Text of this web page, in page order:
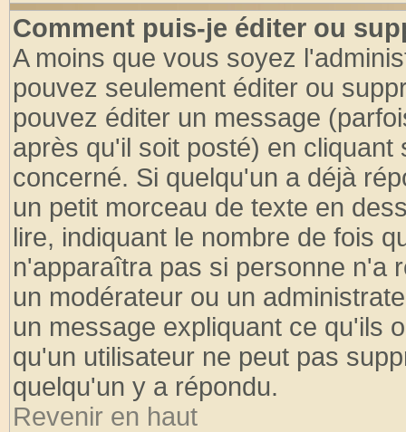
Comment puis-je éditer ou
A moins que vous soyez
pouvez seulement éditer ou
pouvez éditer un message
après qu'il soit posté) en
concerné. Si quelqu'un a déjà
un petit morceau de texte en
lire, indiquant le nombre de fois
n'apparaîtra pas si personne n'a
un modérateur ou un
un message expliquant ce qu'ils
qu'un utilisateur ne peut pas
quelqu'un y a répondu.
Revenir en haut